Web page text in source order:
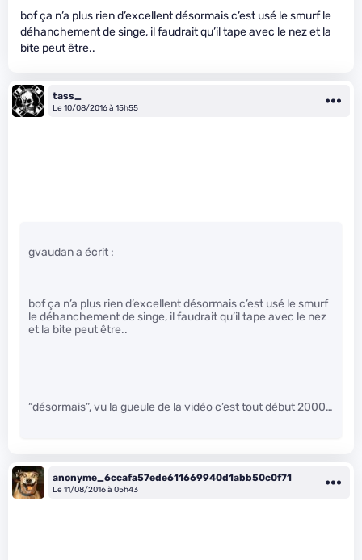
bof ça n’a plus rien d’excellent désormais c’est usé le smurf le
déhanchement de singe, il faudrait qu’il tape avec le nez et la
bite peut être..
tass_
Le 10/08/2016 à 15h55
gvaudan a écrit :
bof ça n’a plus rien d’excellent désormais c’est usé le smurf
le déhanchement de singe, il faudrait qu’il tape avec le nez
et la bite peut être..
“désormais”, vu la gueule de la vidéo c’est tout début 2000…
anonyme_6ccafa57ede611669940d1abb50c0f71
Le 11/08/2016 à 05h43